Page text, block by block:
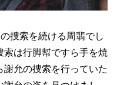
捜索を続ける周翡でし
索は行脚幇ですら手を焼
允の捜索を行っていた